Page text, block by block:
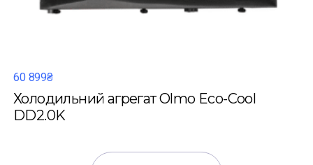
60 899₴
Холодильний агрегат Olmo Eco-Cool
DD2.0K